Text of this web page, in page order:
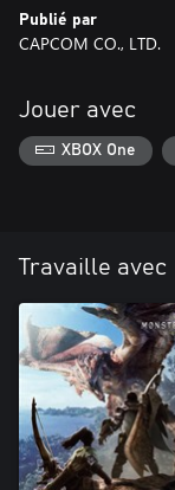
Publié par
CAPCOM CO., LTD.
Jouer avec
XBOX One
Travaille avec